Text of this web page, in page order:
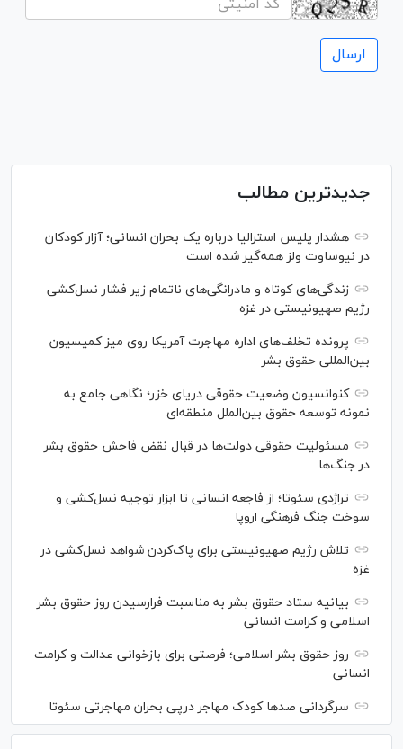
جدیدترین مطالب
هشدار پلیس استرالیا درباره یک بحران انسانی؛ آزار کودکان
در نیوساوت ولز همه‌گیر شده است
زندگی‌های کوتاه و مادرانگی‌های ناتمام زیر فشار نسل‌کشی
رژیم صهیونیستی در غزه
پرونده تخلف‌های اداره مهاجرت آمریکا روی میز کمیسیون
بین‌المللی حقوق بشر
کنوانسیون وضعیت حقوقی دریای خزر؛ نگاهی جامع به
نمونه توسعه حقوق بین‌الملل منطقه‌ای
مسئولیت حقوقی دولت‌ها در قبال نقض‌ فاحش حقوق بشر
در جنگ‌ها
تراژدی سئوتا؛ از فاجعه انسانی تا ابزار توجیه نسل‌کشی و
سوخت جنگ فرهنگی اروپا
تلاش رژیم صهیونیستی برای پاک‌کردن شواهد نسل‌کشی در
غزه
بیانیه ستاد حقوق بشر به مناسبت فرارسیدن روز حقوق بشر
اسلامی و کرامت انسانی
روز حقوق بشر اسلامی؛ فرصتی برای بازخوانی عدالت و کرامت
انسانی
سرگردانی صد‌ها کودک مهاجر درپی بحران مهاجرتی سئوتا